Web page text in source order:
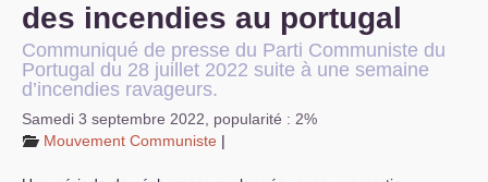
des incendies au portugal
Communiqué de presse du Parti Communiste du
Portugal du 28 juillet 2022 suite à une semaine
d’incendies ravageurs.
Samedi 3 septembre 2022
popularité : 2%
Mouvement Communiste |